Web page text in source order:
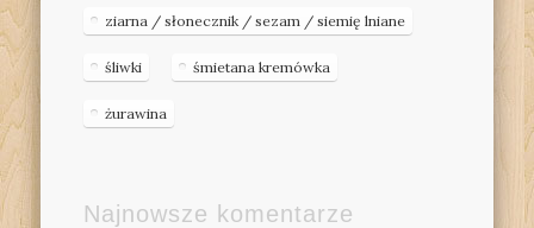
ziarna / słonecznik / sezam / siemię lniane
śliwki śmietana kremówka
żurawina
Najnowsze komentarze